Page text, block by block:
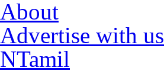
About
Advertise with us
NTamil